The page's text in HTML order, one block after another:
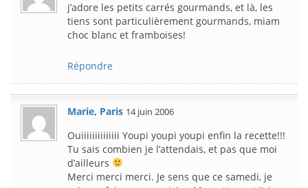
j’adore les petits carrés gourmands, et là, les
tiens sont particulièrement gourmands, miam
choc blanc et framboises!
Répondre
Marie, Paris 14 juin 2006
Ouiiiiiiiiiiiiii Youpi youpi youpi enfin la recette!!!
Tu sais combien je l’attendais, et pas que moi
d’ailleurs
Merci merci merci. Je sens que ce samedi, je